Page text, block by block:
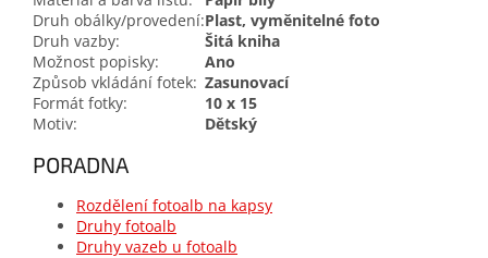
Druh obálky/provedení:Plast, vyměnitelné foto
Druh vazby:
Šitá kniha
Možnost popisky:
Ano
Způsob vkládání fotek: Zasunovací
Formát fotky:
10 x 15
Motiv:
Dětský
PORADNA
Rozdělení fotoalb na kapsy
Druhy fotoalb
Druhy vazeb u fotoalb